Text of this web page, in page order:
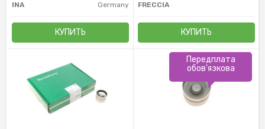
INA
Germany
КУПИТЬ
FRECCIA
КУПИТЬ
Передплата
обов'язкова